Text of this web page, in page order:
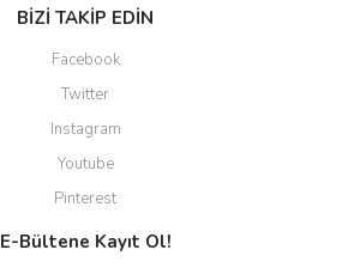
BİZİ TAKİP EDİN
Facebook
Twitter
Instagram
Youtube
Pinterest
E-Bültene Kayıt Ol!